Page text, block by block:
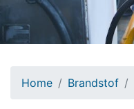
Home Brandstof